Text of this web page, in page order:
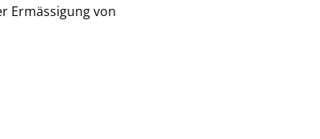
Ermässigung von